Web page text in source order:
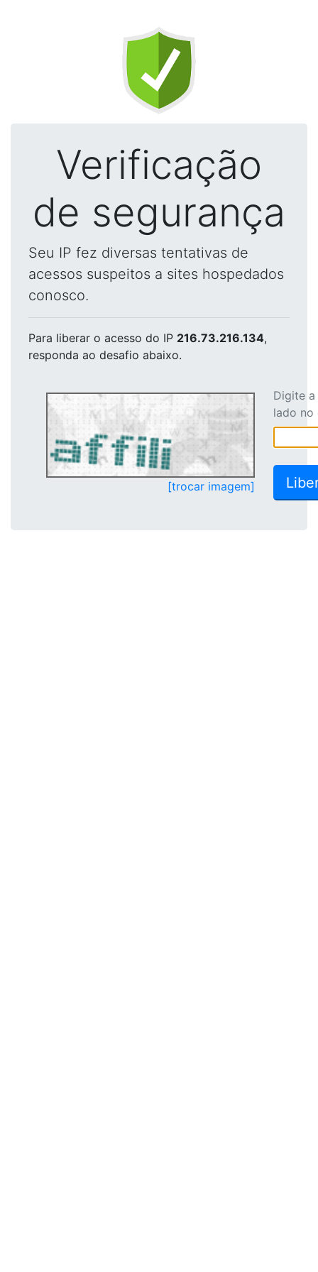
Verificação
de segurança
Seu IP fez diversas tentativas de
acessos suspeitos a sites hospedados
conosco.
Para liberar o acesso do IP 216.73.216.134,
responda ao desafio abaixo.
[trocar imagem]
Digite
lado no